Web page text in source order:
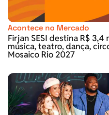
Acontece no Mercado
Firjan SESI destina R$
música, teatro, dança,
Mosaico Rio 2027